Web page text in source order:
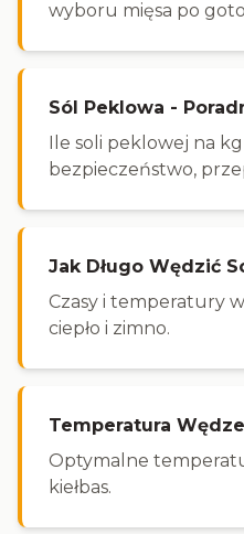
wyboru mięsa po
Sól Peklowa -
Ile soli peklowej na
bezpieczeństwo,
Jak Długo Wędzić
Czasy i temperatury
ciepło i zimno.
Temperatura
Optymalne
kiełbas.